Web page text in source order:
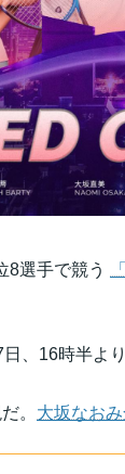
8選手で競う
、16時半よ
。 大坂なお